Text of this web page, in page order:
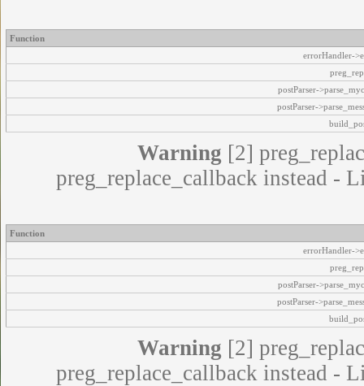
Function
errorHandler-
postParser-
postParser-
Warning [2]
preg_replace_callback instead -
Function
errorHandler-
postParser-
postParser-
Warning [2]
preg_replace_callback instead -